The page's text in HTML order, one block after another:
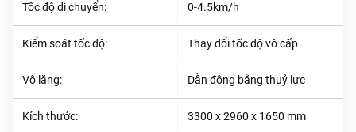
Tốc độ di chuyển: 0-4.5km/h
Kiểm soát tốc độ: Thay đổi tốc độ vô cấp
Vô lăng: Dẫn động bằng thuỷ lực
Kích thước: 3300 x 2960 x 1650 mm